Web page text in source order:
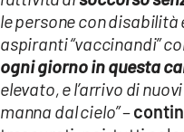
le persone con disabilità
aspiranti “vaccinandi”
ogni giorno in questa
elevato, e l’arrivo di
manna dal cielo”–